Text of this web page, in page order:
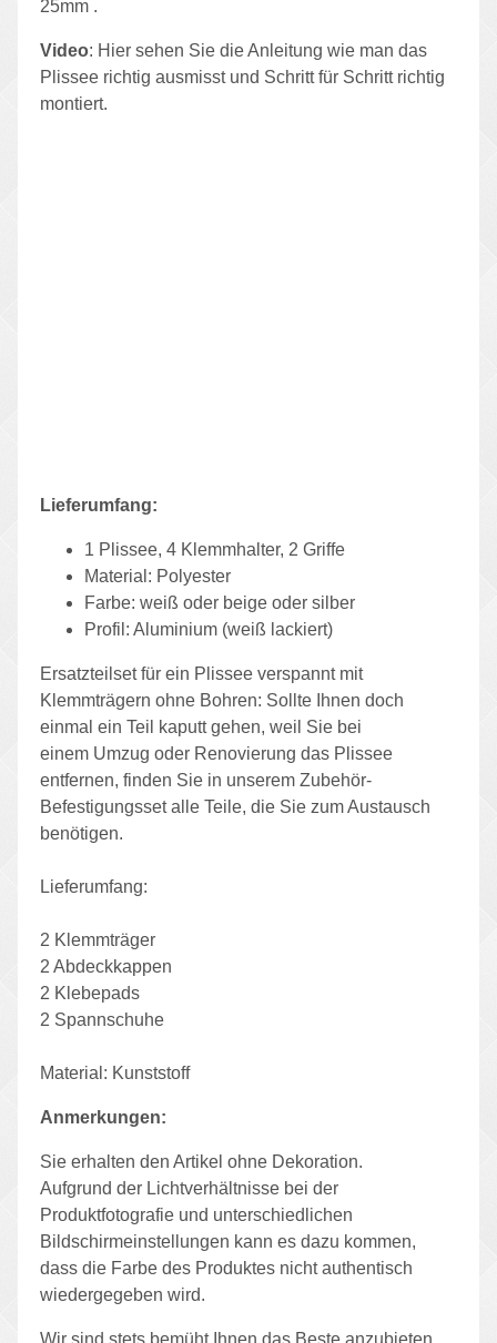
25mm .
Video: Hier sehen Sie die Anleitung wie man das
Plissee richtig ausmisst und Schritt für Schritt richtig
montiert.
Lieferumfang:
1 Plissee, 4 Klemmhalter, 2 Griffe
Material: Polyester
Farbe: weiß oder beige oder silber
Profil: Aluminium (weiß lackiert)
Ersatzteilset für ein Plissee verspannt mit
Klemmträgern ohne Bohren: Sollte Ihnen doch
einmal ein Teil kaputt gehen, weil Sie bei
einem Umzug oder Renovierung das Plissee
entfernen, finden Sie in unserem Zubehör-
Befestigungsset alle Teile, die Sie zum Austausch
benötigen.
Lieferumfang:
2 Klemmträger
2 Abdeckkappen
2 Klebepads
2 Spannschuhe
Material: Kunststoff
Anmerkungen:
Sie erhalten den Artikel ohne Dekoration.
Aufgrund der Lichtverhältnisse bei der
Produktfotografie und unterschiedlichen
Bildschirmeinstellungen kann es dazu kommen,
dass die Farbe des Produktes nicht authentisch
wiedergegeben wird.
Wir sind stets bemüht Ihnen das Beste anzubieten